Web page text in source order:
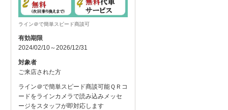
ライン＠で簡単スピード商談可
有効期限
2024/02/10～2026/12/31
対象者
ご来店された方
ライン＠で簡単スピード商談可能ＱＲコ
ードをラインカメラで読み込みメッセ
ージをスタッフが即対応します